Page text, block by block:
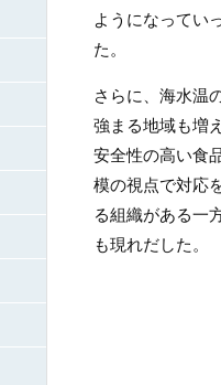
ようになってい
た。
さらに、海水温
強まる地域も増
安全性の高い食
模の視点で対応
る組織がある一
も現れだした。